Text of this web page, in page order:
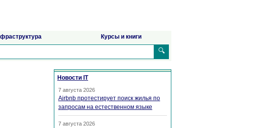
Курсы и книги
🔍
Новости IT
7 августа 2026
Airbnb протестирует поиск жилья по
запросам на естественном языке
7 августа 2026